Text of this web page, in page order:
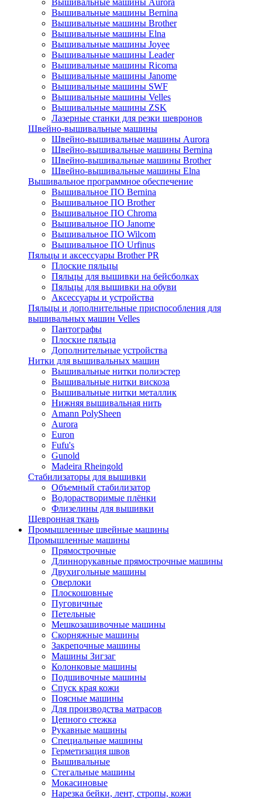
Вышивальные машины Aurora
Вышивальные машины Bernina
Вышивальные машины Brother
Вышивальные машины Elna
Вышивальные машины Joyee
Вышивальные машины Leader
Вышивальные машины Ricoma
Вышивальные машины Janome
Вышивальные машины SWF
Вышивальные машины Velles
Вышивальные машины ZSK
Лазерные станки для резки шевронов
Швейно-вышивальные машины
Швейно-вышивальные машины Aurora
Швейно-вышивальные машины Bernina
Швейно-вышивальные машины Brother
Швейно-вышивальные машины Elna
Вышивальное программное обеспечение
Вышивальное ПО Bernina
Вышивальное ПО Brother
Вышивальное ПО Chroma
Вышивальное ПО Janome
Вышивальное ПО Wilcom
Вышивальное ПО Urfinus
Пяльцы и аксессуары Brother PR
Плоские пяльцы
Пяльцы для вышивки на бейсболках
Пяльцы для вышивки на обуви
Аксессуары и устройства
Пяльцы и дополнительные приспособления для
вышивальных машин Velles
Пантографы
Плоские пяльца
Дополнительные устройства
Нитки для вышивальных машин
Вышивальные нитки полиэстер
Вышивальные нитки вискоза
Вышивальные нитки металлик
Нижняя вышивальная нить
Amann PolySheen
Aurora
Euron
Fufu's
Gunold
Madeira Rheingold
Стабилизаторы для вышивки
Объемный стабилизатор
Водорастворимые плёнки
Флизелины для вышивки
Шевронная ткань
Промышленные швейные машины
Промышленные машины
Прямострочные
Длиннорукавные прямострочные машины
Двухигольные машины
Оверлоки
Плоскошовные
Пуговичные
Петельные
Мешкозашивочные машины
Скорняжные машины
Закрепочные машины
Машины Зигзаг
Колонковые машины
Подшивочные машины
Спуск края кожи
Поясные машины
Для производства матрасов
Цепного стежка
Рукавные машины
Специальные машины
Герметизация швов
Вышивальные
Стегальные машины
Мокасиновые
Нарезка бейки, лент, стропы, кожи